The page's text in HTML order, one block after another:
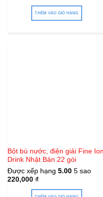
THÊM VÀO GIỎ HÀNG
Bột bù nước, điện giải Fine Ion
Drink Nhật Bản 22 gói
Được xếp hạng 5.005 sao
220,000 ₫